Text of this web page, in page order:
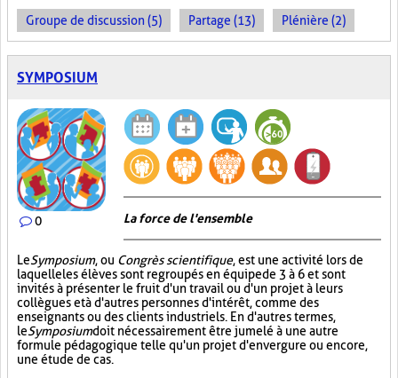
Groupe de discussion (5) Partage (13) Plénière (2)
SYMPOSIUM
0 La force de l'ensemble
LeSymposium, ou Congrès scientifique, est une activité lors de
laquelle les élèves sont regroupés en équipe de 3 à 6 et sont
invités à présenter le fruit d'un travail ou d'un projet à leurs
collègues et à d'autres personnes d'intérêt, comme des
enseignants ou des clients industriels. En d'autres termes,
leSymposiumdoit nécessairement être jumelé à une autre
formule pédagogique telle qu'un projet d'envergure ou encore,
une étude de cas.